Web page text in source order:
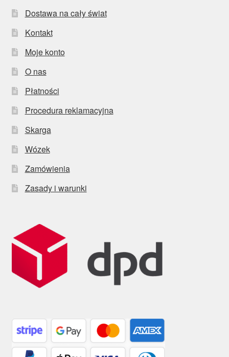
Dostawa na cały świat
Kontakt
Moje konto
O nas
Płatności
Procedura reklamacyjna
Skarga
Wózek
Zamówienia
Zasady i warunki